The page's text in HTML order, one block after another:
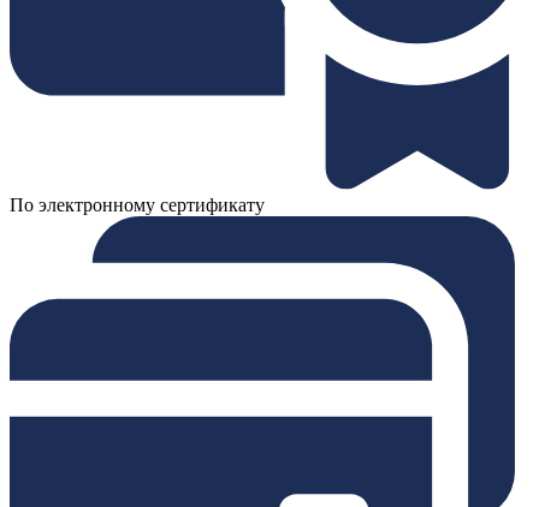
По электронному сертификату